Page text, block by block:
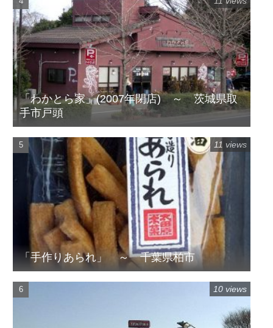
「わかとら家」(2007年閉店) ～ 茨城県取
手市戸頭
「手作りあられ」 ～ 千葉県柏市
11 views
10 views